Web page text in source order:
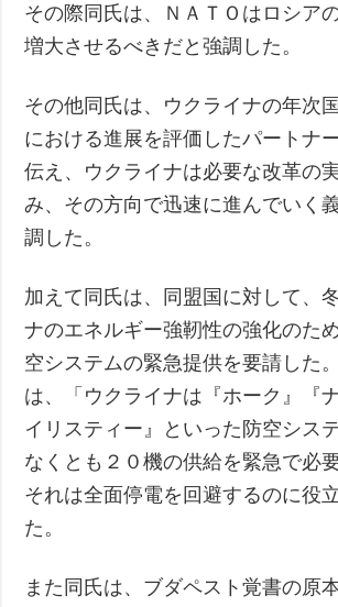
その際同氏は、ＮＡＴＯはロシア
増大させるべきだと強調した。
その他同氏は、ウクライナの年次
における進展を評価したパートナ
伝え、ウクライナは必要な改革の
み、その方向で迅速に進んでいく
調した。
加えて同氏は、同盟国に対して、
ナのエネルギー強靭性の強化のた
空システムの緊急提供を要請した
は、「ウクライナは『ホーク』『
イリスティー』といった防空シス
なくとも２０機の供給を緊急で必
それは全面停電を回避するのに役
た。
また同氏は、ブダペスト覚書の原